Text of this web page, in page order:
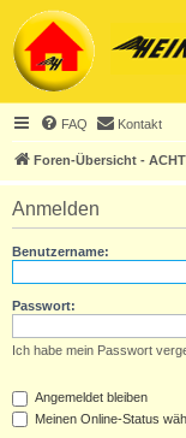
FAQ Kontakt
Foren-Übersicht -
Anmelden
Benutzername:
Passwort:
Ich habe mein Passwort
Angemeldet bleiben
Meinen Online-Status